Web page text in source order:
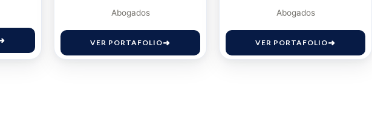
Abogados
VER PORTAFOLIO
Abogados
VER PORTAFOLIO